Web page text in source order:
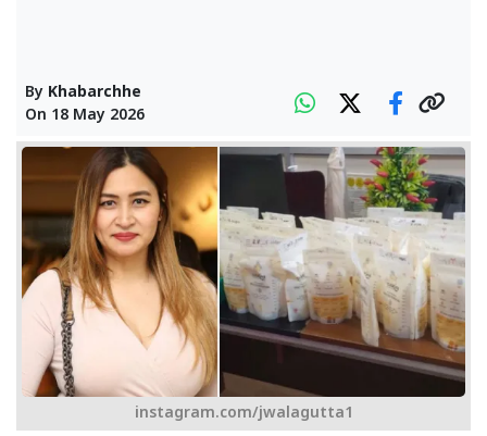
By Khabarchhe
On 18 May 2026
instagram.com/jwalagutta1